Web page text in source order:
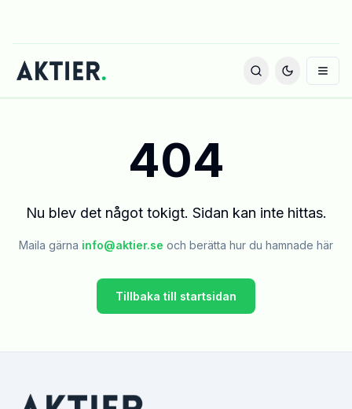
404
Nu blev det något tokigt. Sidan kan inte hittas.
Maila gärna info@aktier.se och berätta hur du hamnade här
Tillbaka till startsidan